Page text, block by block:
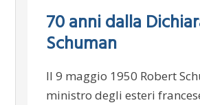
70 anni dalla
Schuman
Il 9 maggio 1950 Robert
ministro degli esteri